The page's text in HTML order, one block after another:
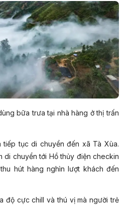
trên Đỉnh Gió tại xã Xím Vàng.
“thiên đường săn mây” đẹp bậc
chưa được khai thác nhiều về du
nét đẹp hoang sơ, tự nhiên. Du
thành điểm đến thu hút nhiều tín đồ
bữa trưa tại nhà hàng ở thị trấn
tiếp tục di chuyển đến xã Tà Xùa.
di chuyển tới Hồ thủy điện checkin
hút hàng nghìn lượt khách đến
độ cực chill và thú vị mà người trẻ